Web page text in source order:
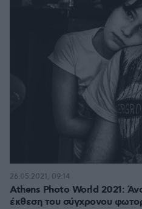
Athens Photo World 2021:
έκθεση του σύγχρονου
26.05.2021, 09:14